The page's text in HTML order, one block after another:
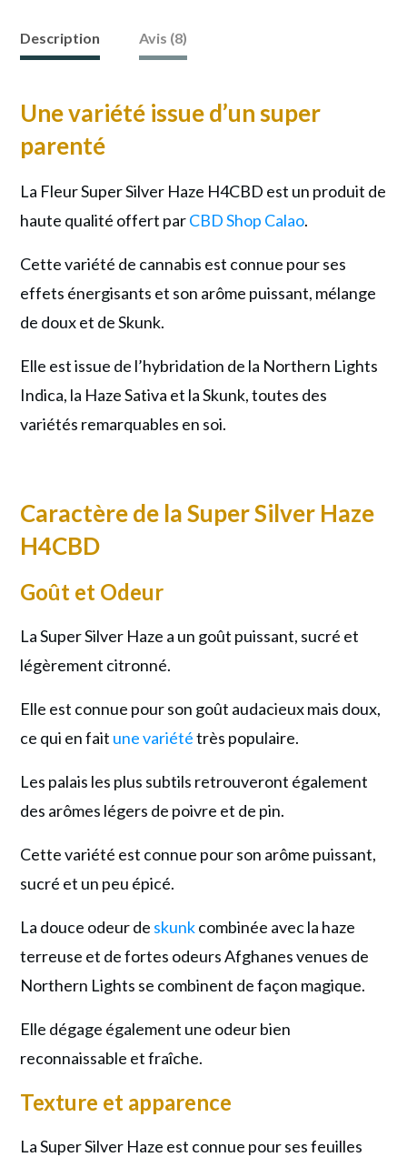
H4CBD
Super
Haze
30%
puissance
au
naturel
Description Avis (8)
Une variété issue d’un super
parenté
La Fleur Super Silver Haze H4CBD est un produit de
haute qualité offert parCBD Shop Calao.
Cette variété de cannabis est connue pour ses
effets énergisants et son arôme puissant, mélange
de doux et de Skunk.
Elle est issue de l’hybridation de la Northern Lights
Indica, la Haze Sativa et la Skunk, toutes des
variétés remarquables en soi.
Caractèrede la Super Silver Haze
H4CBD
Goût et Odeur
La Super Silver Haze a un goût puissant, sucré et
légèrement citronné.
Elle est connue pour son goût audacieux mais doux,
ce qui en fait une variététrès populaire.
Les palais les plus subtils retrouveront également
des arômes légers de poivre et de pin.
Cette variété est connue pour son arôme puissant,
sucré et un peu épicé.
La douce odeur de skunkcombinée avec la haze
terreuse et de fortes odeurs Afghanes venues de
Northern Lights se combinent de façon magique.
Elle dégage également une odeur bien
reconnaissable et fraîche.
Texture et apparence
La Super Silver Haze est connue pour ses feuilles